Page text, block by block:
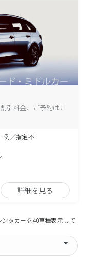
引料金、ご予約はこ
例／指定不
詳細を見る
タカーを40車種表示して